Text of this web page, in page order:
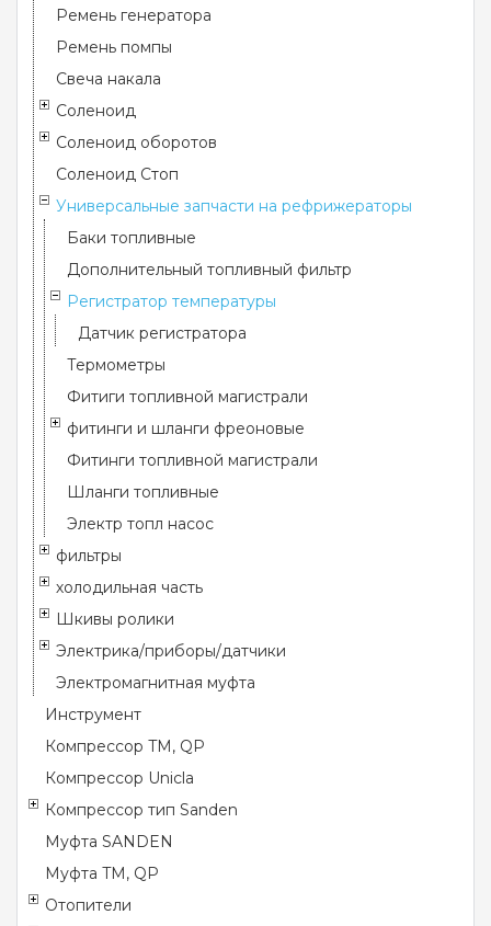
Ремень генератора
Ремень помпы
Свеча накала
Соленоид
Соленоид оборотов
Соленоид Стоп
Универсальные запчасти на рефрижераторы
Баки топливные
Дополнительный топливный фильтр
Регистратор температуры
Датчик регистратора
Термометры
Фитиги топливной магистрали
фитинги и шланги фреоновые
Фитинги топливной магистрали
Шланги топливные
Электр топл насос
фильтры
холодильная часть
Шкивы ролики
Электрика/приборы/датчики
Электромагнитная муфта
Инструмент
Компрессор TM, QP
Компрессор Unicla
Компрессор тип Sanden
Муфта SANDEN
Муфта TM, QP
Отопители